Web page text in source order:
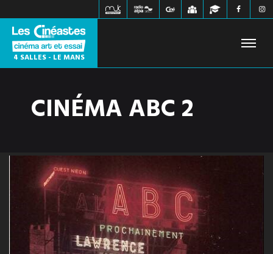
4 SALLES - LE MANS
FILMS À L'AFFICHE PROCHAINEMENT
INFOS PRATIQUES CONTACT
CINÉMA ABC 2